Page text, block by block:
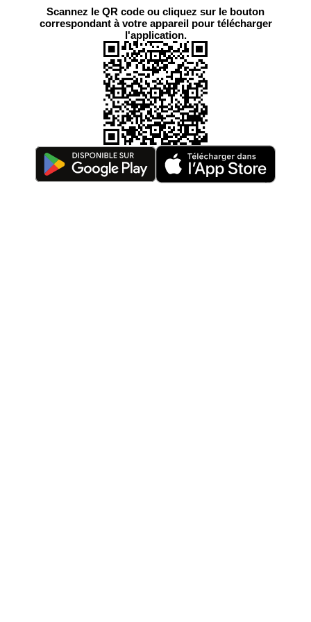
Scannez le QR code ou cliquez sur le bouton
correspondant à votre appareil pour télécharger
l'application.